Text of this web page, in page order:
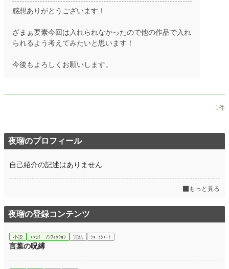
感想ありがとうございます！
ざまぁ要素今回は入れられなかったので他の作品で入れ
られるよう考えてみたいと思います！
今後もよろしくお願いします。
1件
夜瑠のプロフィール
自己紹介の記述はありません
もっと見る
夜瑠の登録コンテンツ
小説 ｴｯｾｲ・ﾉﾝﾌｨｸｼｮﾝ 完結 ｼｮｰﾄｼｮｰﾄ
言葉の呪縛